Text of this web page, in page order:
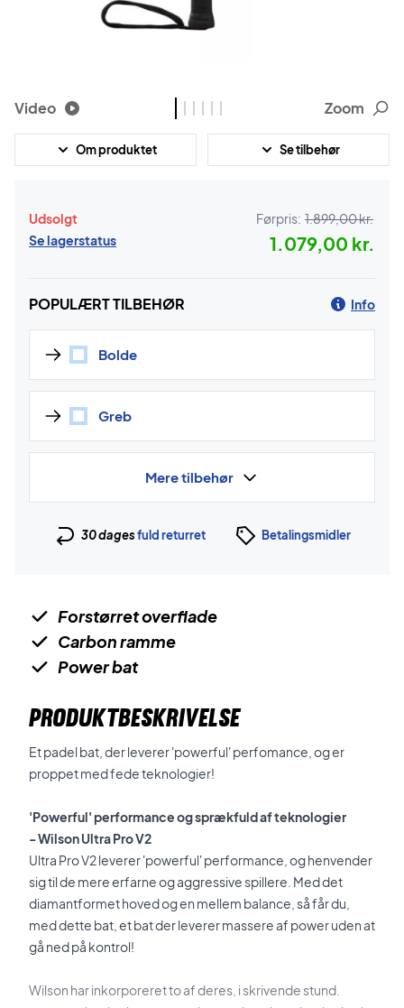
Video Zoom
Om produktet Se tilbehør
Udsolgt
Se lagerstatus
Førpris: 1.899,00 kr.
1.079,00 kr.
POPULÆRT TILBEHØR Info
Bolde
Greb
Mere tilbehør
30 dagesfuld returret Betalingsmidler
Forstørret overflade
Carbon ramme
Power bat
PRODUKTBESKRIVELSE
Et padel bat, der leverer 'powerful' perfomance, og er
proppet med fede teknologier!
'Powerful' performance og sprækfuld af teknologier
- Wilson Ultra Pro V2
Ultra Pro V2 leverer 'powerful' performance, og henvender
sig til de mere erfarne og aggressive spillere. Med det
diamantformet hoved og en mellem balance, så får du,
med dette bat, et bat der leverer massere af power uden at
gå ned på kontrol!
Wilson har inkorporeret to af deres, i skrivende stund.